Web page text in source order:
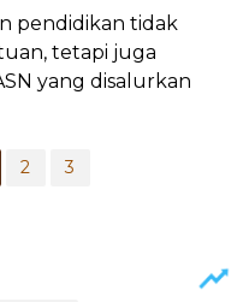
pendidikan tidak
tetapi juga
yang disalurkan
2 3